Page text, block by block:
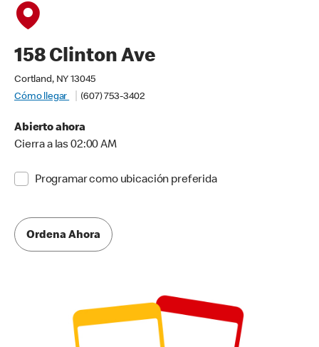
158 Clinton Ave
Cortland, NY 13045
Cómo llegar
(607) 753-3402
Abierto ahora
Cierra a las 02:00 AM
Programar como ubicación preferida
Ordena Ahora